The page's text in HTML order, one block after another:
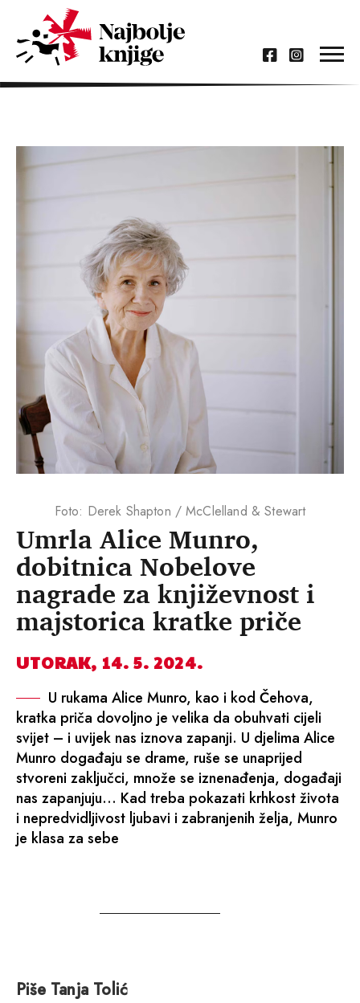
Umrla Alice Munro,
dobitnica Nobelove
nagrade za književnost i
majstorica kratke priče
UTORAK, 14. 5. 2024.
U rukama Alice Munro, kao i kod Čehova,
kratka priča dovoljno je velika da obuhvati cijeli
svijet – i uvijek nas iznova zapanji. U djelima Alice
Munro događaju se drame, ruše se unaprijed
stvoreni zaključci, množe se iznenađenja, događaji
nas zapanjuju… Kad treba pokazati krhkost života
i nepredvidljivost ljubavi i zabranjenih želja, Munro
je klasa za sebe
Foto: Derek Shapton / McClelland & Stewart
Piše Tanja Tolić